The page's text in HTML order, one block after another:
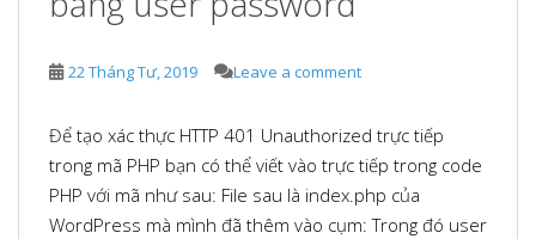
22 Tháng Tư, 2019 Leave a comment
Để tạo xác thực HTTP 401 Unauthorized trực tiếp
trong mã PHP bạn có thể viết vào trực tiếp trong code
PHP với mã như sau: File sau là index.php của
WordPress mà mình đã thêm vào cụm: Trong đó user